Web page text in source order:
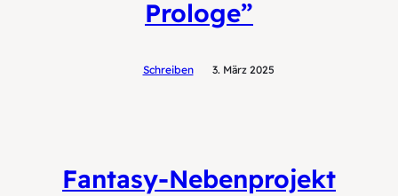
Prologe”
Schreiben 3. März 2025
Fantasy-Nebenprojekt